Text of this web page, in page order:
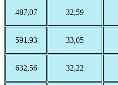
487,07 32,59
591,93 33,05
632,56 32,22